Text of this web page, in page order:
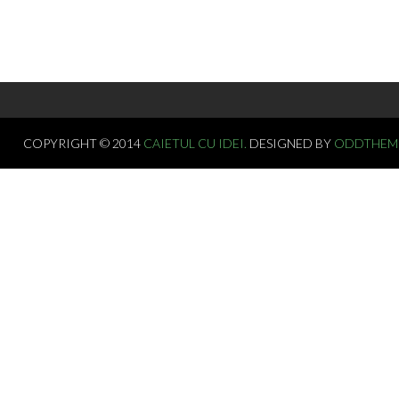
COPYRIGHT © 2014 CAIETUL CU IDEI. DESIGNED BY